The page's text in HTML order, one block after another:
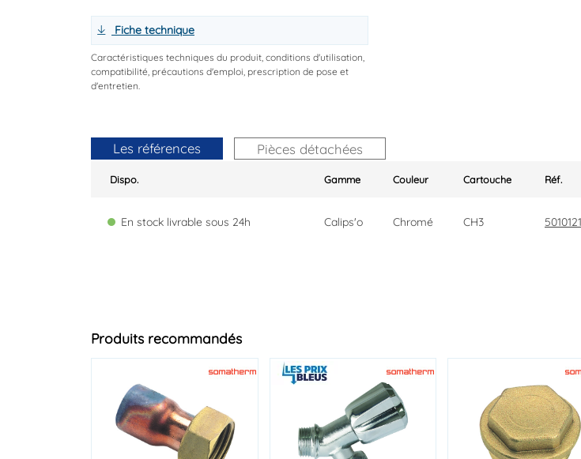
Fiche technique
Caractéristiques techniques du produit, conditions d'utilisation,
compatibilité, précautions d'emploi, prescription de pose et
d'entretien.
Les références Pièces détachées
Dispo. Gamme Couleur Cartouche Réf.
En stock livrable sous 24h Calips'o Chromé CH3
Produits recommandés